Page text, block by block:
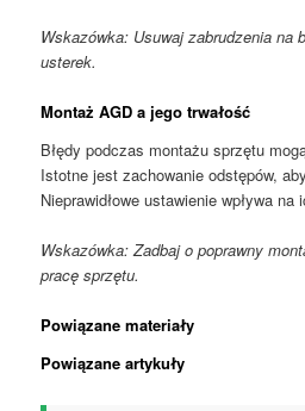
Wskazówka: Usuwaj zabrudzenia na
usterek.
Montaż AGD a jego trwałość
Błędy podczas montażu sprzętu
Istotne jest zachowanie odstępów,
Nieprawidłowe ustawienie wpływa
Wskazówka: Zadbaj o poprawny
pracę sprzętu.
Powiązane materiały
Powiązane artykuły